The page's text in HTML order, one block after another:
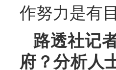
作努力是有
路透社记
府？分析人